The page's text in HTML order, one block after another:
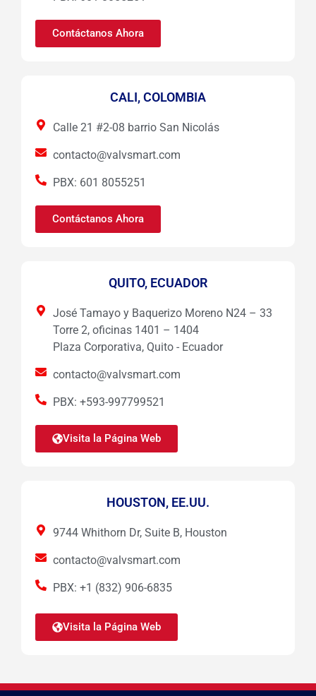
Contáctanos Ahora
CALI, COLOMBIA
Calle 21 #2-08 barrio San Nicolás
contacto@valvsmart.com
PBX: 601 8055251
Contáctanos Ahora
QUITO, ECUADOR
José Tamayo y Baquerizo Moreno N24 – 33
Torre 2, oficinas 1401 – 1404
Plaza Corporativa, Quito - Ecuador
contacto@valvsmart.com
PBX: +593-997799521
Visita la Página Web
HOUSTON, EE.UU.
9744 Whithorn Dr, Suite B, Houston
contacto@valvsmart.com
PBX: +1 (832) 906-6835
Visita la Página Web